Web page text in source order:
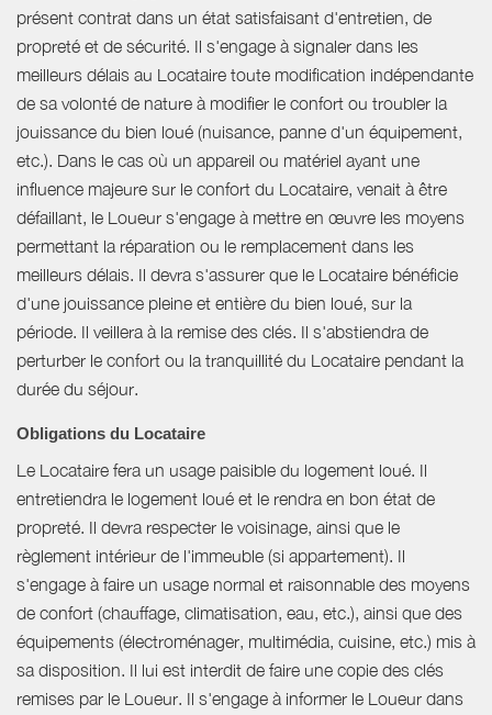
présent contrat dans un état satisfaisant d'entretien, de
propreté et de sécurité. Il s'engage à signaler dans les
meilleurs délais au Locataire toute modification indépendante
de sa volonté de nature à modifier le confort ou troubler la
jouissance du bien loué (nuisance, panne d'un équipement,
etc.). Dans le cas où un appareil ou matériel ayant une
influence majeure sur le confort du Locataire, venait à être
défaillant, le Loueur s'engage à mettre en œuvre les moyens
permettant la réparation ou le remplacement dans les
meilleurs délais. Il devra s'assurer que le Locataire bénéficie
d'une jouissance pleine et entière du bien loué, sur la
période. Il veillera à la remise des clés. Il s'abstiendra de
perturber le confort ou la tranquillité du Locataire pendant la
durée du séjour.
Obligations du Locataire
Le Locataire fera un usage paisible du logement loué. Il
entretiendra le logement loué et le rendra en bon état de
propreté. Il devra respecter le voisinage, ainsi que le
règlement intérieur de l'immeuble (si appartement). Il
s'engage à faire un usage normal et raisonnable des moyens
de confort (chauffage, climatisation, eau, etc.), ainsi que des
équipements (électroménager, multimédia, cuisine, etc.) mis à
sa disposition. Il lui est interdit de faire une copie des clés
remises par le Loueur. Il s'engage à informer le Loueur dans